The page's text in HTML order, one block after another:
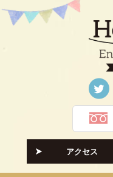
アクセス